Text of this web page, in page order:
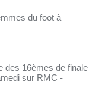
du foot à
des 16èmes de finale
sur RMC -